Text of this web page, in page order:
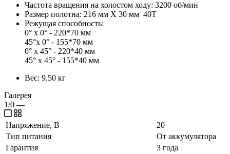
Частота вращения на холостом ходу: 3200 об/мин
Размер полотна: 216 мм X 30 мм 40T
Режущая способность:
0° x 0° - 220*70 мм
45°x 0° - 155*70 мм
0° x 45° - 220*40 мм
45° x 45° - 155*40 мм
Вес: 9,50 кг
Галерея
1/0 —
Напряжение, В
20
Тип питания
От аккумулятора
Гарантия
3 года